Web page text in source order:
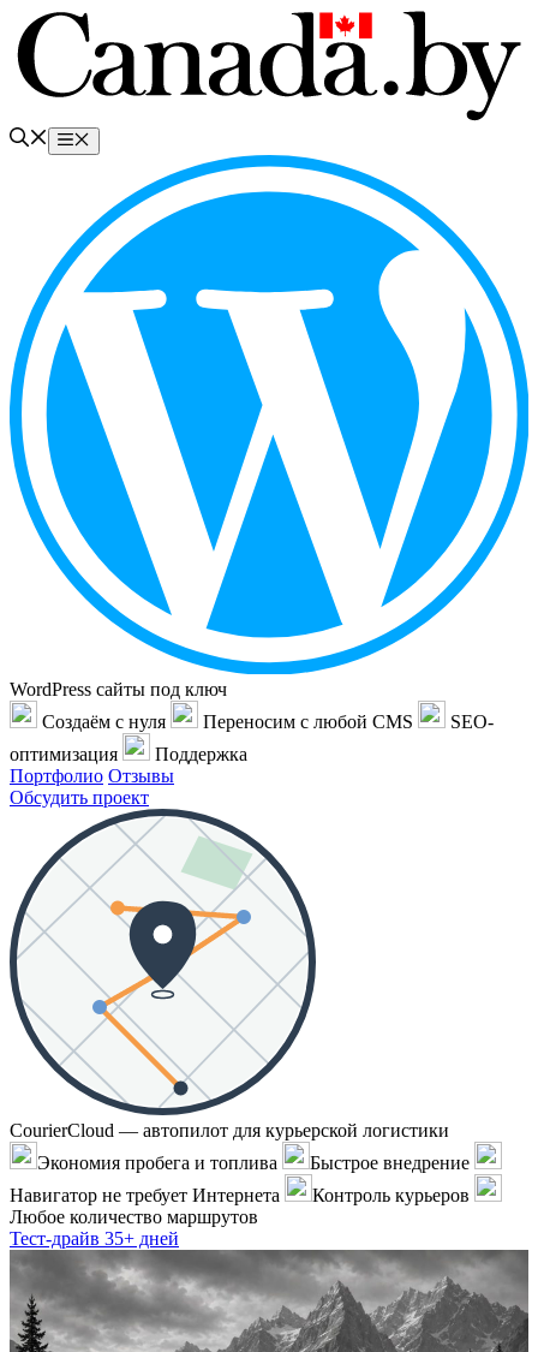
Перейти
содержимому
Меню
WordPress сайты под ключ
Создаём с нуля
Переносим с любой CMS
SEO-
оптимизация
Поддержка
Портфолио Отзывы
Обсудить проект
CourierCloud — автопилот для курьерской логистики
Экономия пробега и топлива
Быстрое внедрение
Навигатор не требует Интернета
Контроль курьеров
Любое количество маршрутов
Тест-драйв 35+ дней